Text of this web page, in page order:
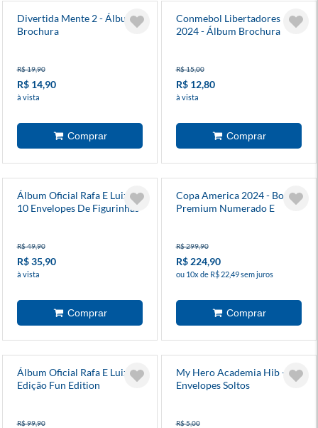
Divertida Mente 2 - Álbum
Brochura
R$ 19,90
R$ 14,90
à vista
Conmebol Libertadores
2024 - Álbum Brochura
R$ 15,00
R$ 12,80
à vista
Álbum Oficial Rafa E Luiz +
10 Envelopes De Figurinhas
R$ 49,90
R$ 35,90
à vista
Copa America 2024 - Box
Premium Numerado E
R$ 299,90
R$ 224,90
ou 10x de R$ 22,49 sem juros
Álbum Oficial Rafa E Luiz -
Edição Fun Edition
R$ 99,90
My Hero Academia Hib -
Envelopes Soltos
R$ 5,00